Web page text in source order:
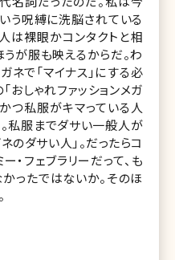
いう呪縛に洗脳されている
は裸眼かコンタクトと相
うが服も映えるからだ。わ
ネで「マイナス」にする必
おしゃれファッションメガ
かつ私服がキマっている人
。私服までダサい一般人が
のダサい人」。だったらコ
・フェブラリーだって、も
ったではないか。そのほ